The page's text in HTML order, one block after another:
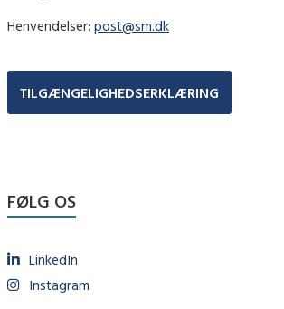
Henvendelser: post@sm.dk
TILGÆNGELIGHEDSERKLÆRING
FØLG OS
LinkedIn
Instagram